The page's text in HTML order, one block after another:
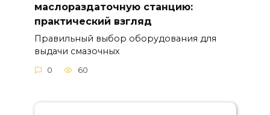
маслораздаточную станцию:
практический взгляд
Правильный выбор оборудования для
выдачи смазочных
0 60